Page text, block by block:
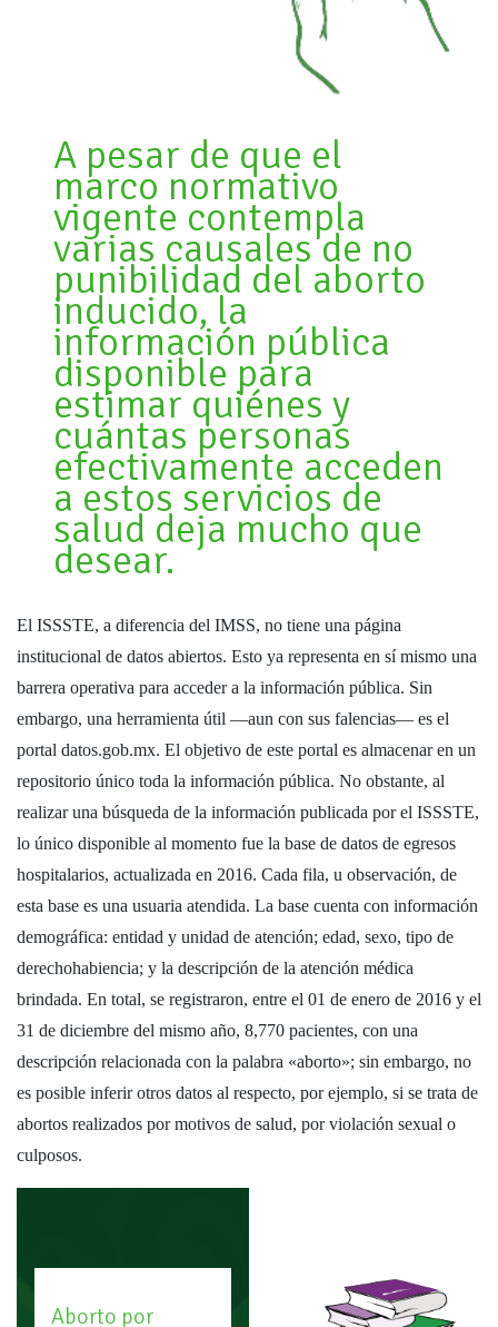
A pesar de que el
marco normativo
vigente contempla
varias causales de no
punibilidad del aborto
inducido, la
información pública
disponible para
estimar quiénes y
cuántas personas
efectivamente acceden
a estos servicios de
salud deja mucho que
desear.
El ISSSTE, a diferencia del IMSS, no tiene una página
institucional de datos abiertos. Esto ya representa en sí mismo una
barrera operativa para acceder a la información pública. Sin
embargo, una herramienta útil —aun con sus falencias— es el
portal datos.gob.mx. El objetivo de este portal es almacenar en un
repositorio único toda la información pública. No obstante, al
realizar una búsqueda de la información publicada por el ISSSTE,
lo único disponible al momento fue la base de datos de egresos
hospitalarios, actualizada en 2016. Cada fila, u observación, de
esta base es una usuaria atendida. La base cuenta con información
demográfica: entidad y unidad de atención; edad, sexo, tipo de
derechohabiencia; y la descripción de la atención médica
brindada. En total, se registraron, entre el 01 de enero de 2016 y el
31 de diciembre del mismo año, 8,770 pacientes, con una
descripción relacionada con la palabra «aborto»; sin embargo, no
es posible inferir otros datos al respecto, por ejemplo, si se trata de
abortos realizados por motivos de salud, por violación sexual o
culposos.
Aborto por